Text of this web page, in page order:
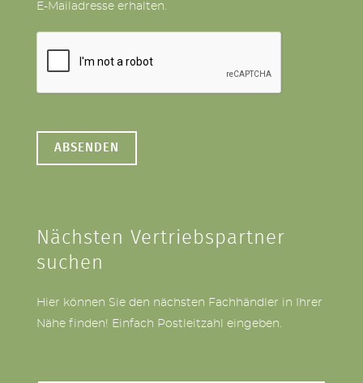
E-Mailadresse erhalten.
Nächsten Vertriebspartner
suchen
Hier können Sie den nächsten Fachhändler in Ihrer
Nähe finden! Einfach Postleitzahl eingeben.